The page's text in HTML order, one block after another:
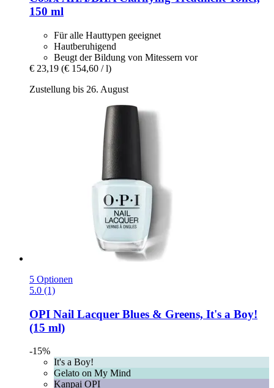
150 ml
Für alle Hauttypen geeignet
Hautberuhigend
Beugt der Bildung von Mitessern vor
€ 23,19 (€ 154,60 / l)
Zustellung bis 26. August
5 Optionen
5.0 (1)
OPI Nail Lacquer Blues & Greens, It's a Boy!
(15 ml)
-15%
It's a Boy!
Gelato on My Mind
Kanpai OPI